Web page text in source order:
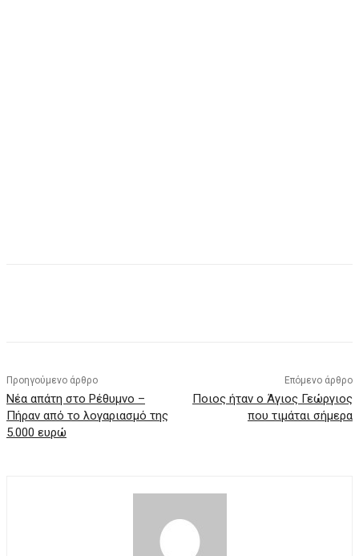
Προηγούμενο άρθρο
Νέα απάτη στο Ρέθυμνο –
Πήραν από το λογαριασμό της
5.000 ευρώ
Επόμενο άρθρο
Ποιος ήταν ο Άγιος Γεώργιος
που τιμάται σήμερα